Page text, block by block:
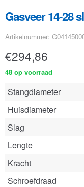
Gasveer 14-28
Artikelnummer:
€294,86
48 op voorraad
Stangdiameter
Huisdiameter
Slag
Lengte
Kracht
Schroefdraad